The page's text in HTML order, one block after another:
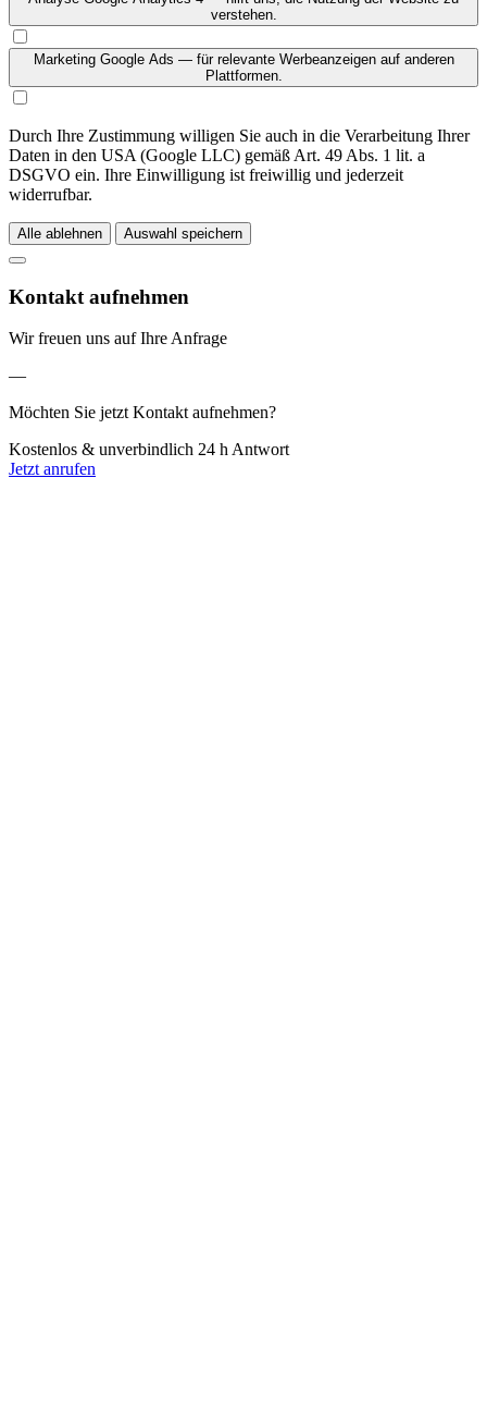
verstehen.
Marketing Google Ads — für relevante Werbeanzeigen auf anderen
Plattformen.
Durch Ihre Zustimmung willigen Sie auch in die Verarbeitung Ihrer
Daten in den USA (Google LLC) gemäß Art. 49 Abs. 1 lit. a
DSGVO ein. Ihre Einwilligung ist freiwillig und jederzeit
widerrufbar.
Alle ablehnen Auswahl speichern
Kontakt aufnehmen
Wir freuen uns auf Ihre Anfrage
—
Möchten Sie jetzt Kontakt aufnehmen?
Kostenlos & unverbindlich 24 h Antwort
Jetzt anrufen